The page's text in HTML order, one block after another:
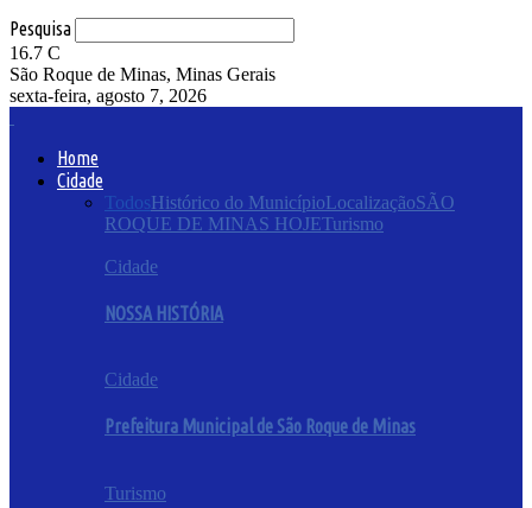
Pesquisa
16.7 C
São Roque de Minas, Minas Gerais
sexta-feira, agosto 7, 2026
Home
Cidade
TodosHistórico do MunicípioLocalizaçãoSÃO
ROQUE DE MINAS HOJETurismo
Cidade
NOSSA HISTÓRIA
Cidade
Prefeitura Municipal de São Roque de Minas
Turismo